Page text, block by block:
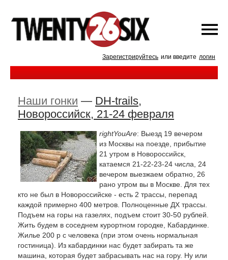
Зарегистрируйтесь или введите логин
Наши гонки — DH-trails,
Новороссийск, 21-24 февраля
rightYouAre: Выезд 19 вечером
из Москвы на поезде, прибытие
21 утром в Новороссийск,
катаемся 21-22-23-24 числа, 24
вечером выезжаем обратно, 26
рано утром вы в Москве. Для тех
кто не был в Новороссийске - есть 2 трассы, перепад
каждой примерно 400 метров. Полноценные ДХ трассы.
Подъем на горы на газелях, подъем стоит 30-50 рублей.
Жить будем в соседнем курортном городке, Кабардинке.
Жилье 200 р с человека (при этом очень нормальная
гостиница). Из кабардинки нас будет забирать та же
машина, которая будет забрасывать нас на гору. Ну или